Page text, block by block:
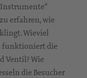
erfahren, wie
Wieviel
funktioniert die
Ventil? Wie
die Besucher